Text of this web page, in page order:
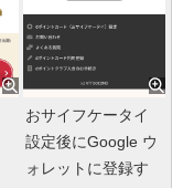
おサイフケータイ
設定後にGoogle ウ
ォレットに登録す